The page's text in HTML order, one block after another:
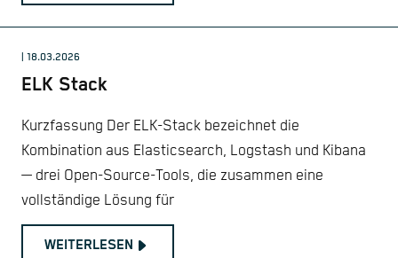
| 18.03.2026
ELK Stack
Kurzfassung Der ELK-Stack bezeichnet die
Kombination aus Elasticsearch, Logstash und Kibana
— drei Open-Source-Tools, die zusammen eine
vollständige Lösung für
WEITERLESEN